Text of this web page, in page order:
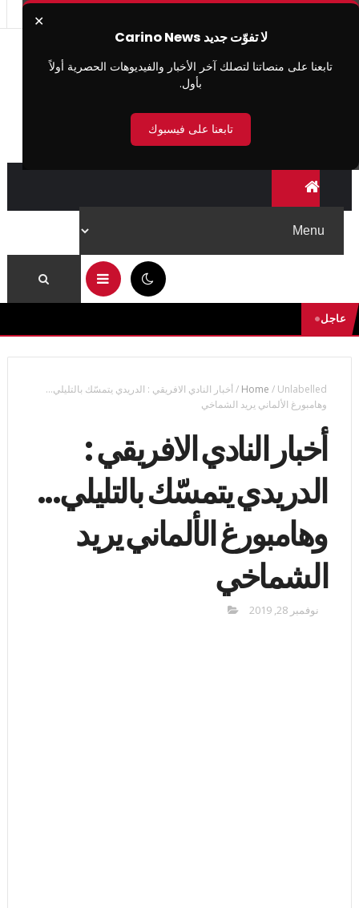
✕
لا تفوّت جديد Carino News
تابعنا على منصاتنا لتصلك آخر الأخبار والفيديوهات الحصرية أولاً
بأول.
تابعنا على فيسبوك
عاجل
Home / Unlabelled
/ أخبار النادي الافريقي : الدريدي يتمسّك بالتليلي...
وهامبورغ الألماني يريد الشماخي
أخبار النادي الافريقي :
الدريدي يتمسّك بالتليلي...
وهامبورغ الألماني يريد
الشماخي
نوفمبر 28, 2019